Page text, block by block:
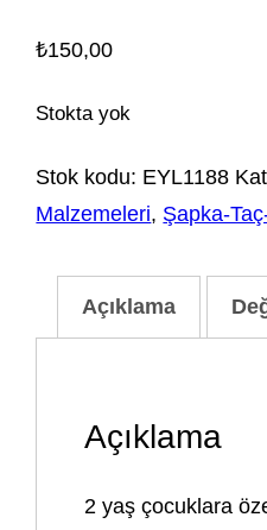
₺150,00
Stokta yok
Stok kodu: EYL1188
Malzemeleri, Şapka-
Açıklama
Açıklama
2 yaş çocuklara